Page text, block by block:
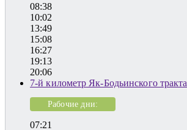
08:38
10:02
13:49
15:08
16:27
19:13
20:06
7-й километр Як-Бодьинского тракта
Рабочие дни:
07:21